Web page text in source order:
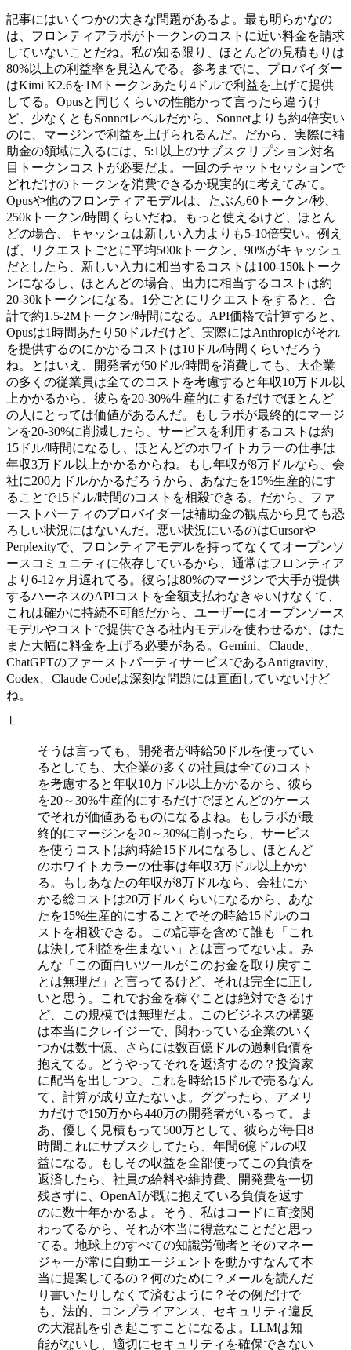
記事にはいくつかの大きな問題があるよ。最も明らかなの
は、フロンティアラボがトークンのコストに近い料金を請求
していないことだね。私の知る限り、ほとんどの見積もりは
80%以上の利益率を見込んでる。参考までに、プロバイダー
はKimi K2.6を1Mトークンあたり4ドルで利益を上げて提供
してる。Opusと同じくらいの性能かって言ったら違うけ
ど、少なくともSonnetレベルだから、Sonnetよりも約4倍安い
のに、マージンで利益を上げられるんだ。だから、実際に補
助金の領域に入るには、5:1以上のサブスクリプション対名
目トークンコストが必要だよ。一回のチャットセッションで
どれだけのトークンを消費できるか現実的に考えてみて。
Opusや他のフロンティアモデルは、たぶん60トークン/秒、
250kトークン/時間くらいだね。もっと使えるけど、ほとん
どの場合、キャッシュは新しい入力よりも5-10倍安い。例え
ば、リクエストごとに平均500kトークン、90%がキャッシュ
だとしたら、新しい入力に相当するコストは100-150kトーク
ンになるし、ほとんどの場合、出力に相当するコストは約
20-30kトークンになる。1分ごとにリクエストをすると、合
計で約1.5-2Mトークン/時間になる。API価格で計算すると、
Opusは1時間あたり50ドルだけど、実際にはAnthropicがそれ
を提供するのにかかるコストは10ドル/時間くらいだろう
ね。とはいえ、開発者が50ドル/時間を消費しても、大企業
の多くの従業員は全てのコストを考慮すると年収10万ドル以
上かかるから、彼らを20-30%生産的にするだけでほとんど
の人にとっては価値があるんだ。もしラボが最終的にマージ
ンを20-30%に削減したら、サービスを利用するコストは約
15ドル/時間になるし、ほとんどのホワイトカラーの仕事は
年収3万ドル以上かかるからね。もし年収が8万ドルなら、会
社に200万ドルかかるだろうから、あなたを15%生産的にす
ることで15ドル/時間のコストを相殺できる。だから、ファ
ーストパーティのプロバイダーは補助金の観点から見ても恐
ろしい状況にはないんだ。悪い状況にいるのはCursorや
Perplexityで、フロンティアモデルを持ってなくてオープンソ
ースコミュニティに依存しているから、通常はフロンティア
より6-12ヶ月遅れてる。彼らは80%のマージンで大手が提供
するハーネスのAPIコストを全額支払わなきゃいけなくて、
これは確かに持続不可能だから、ユーザーにオープンソース
モデルやコストで提供できる社内モデルを使わせるか、はた
また大幅に料金を上げる必要がある。Gemini、Claude、
ChatGPTのファーストパーティサービスであるAntigravity、
Codex、Claude Codeは深刻な問題には直面していないけど
ね。
└
そうは言っても、開発者が時給50ドルを使ってい
るとしても、大企業の多くの社員は全てのコスト
を考慮すると年収10万ドル以上かかるから、彼ら
を20～30%生産的にするだけでほとんどのケース
でそれが価値あるものになるよね。もしラボが最
終的にマージンを20～30%に削ったら、サービス
を使うコストは約時給15ドルになるし、ほとんど
のホワイトカラーの仕事は年収3万ドル以上かか
る。もしあなたの年収が8万ドルなら、会社にか
かる総コストは20万ドルくらいになるから、あな
たを15%生産的にすることでその時給15ドルのコ
ストを相殺できる。この記事を含めて誰も「これ
は決して利益を生まない」とは言ってないよ。み
んな「この面白いツールがこのお金を取り戻すこ
とは無理だ」と言ってるけど、それは完全に正し
いと思う。これでお金を稼ぐことは絶対できるけ
ど、この規模では無理だよ。このビジネスの構築
は本当にクレイジーで、関わっている企業のいく
つかは数十億、さらには数百億ドルの過剰負債を
抱えてる。どうやってそれを返済するの？投資家
に配当を出しつつ、これを時給15ドルで売るなん
て、計算が成り立たないよ。ググったら、アメリ
カだけで150万から440万の開発者がいるって。ま
あ、優しく見積もって500万として、彼らが毎日8
時間これにサブスクしてたら、年間6億ドルの収
益になる。もしその収益を全部使ってこの負債を
返済したら、社員の給料や維持費、開発費を一切
残さずに、OpenAIが既に抱えている負債を返す
のに数十年かかるよ。そう、私はコードに直接関
わってるから、それが本当に得意なことだと思っ
てる。地球上のすべての知識労働者とそのマネー
ジャーが常に自動エージェントを動かすなんて本
当に提案してるの？何のために？メールを読んだ
り書いたりしなくて済むように？その例だけで
も、法的、コンプライアンス、セキュリティ違反
の大混乱を引き起こすことになるよ。LLMは知
能がないし、適切にセキュリティを確保できない